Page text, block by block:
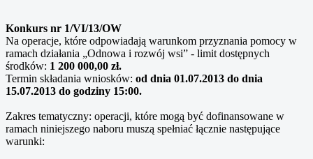
Konkurs nr 1/VI/13/OW
Na operacje, które odpowiadają warunkom przyznania pomocy w
ramach działania „Odnowa i rozwój wsi” - limit dostępnych
środków: 1 200 000,00 zł.
Termin składania wniosków: od dnia 01.07.2013 do dnia
15.07.2013 do godziny 15:00.
Zakres tematyczny: operacji, które mogą być dofinansowane w
ramach niniejszego naboru muszą spełniać łącznie następujące
warunki: